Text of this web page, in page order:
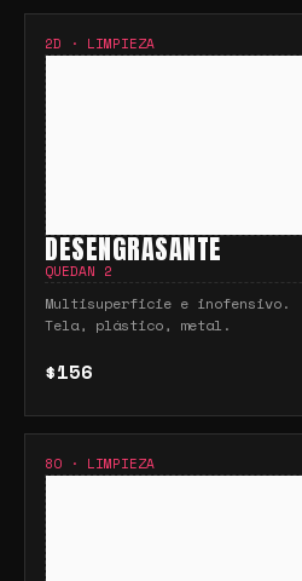
2D · LIMPIEZA
DESENGRASANTE
QUEDAN 2
Multisuperficie e inofensivo.
Tela, plástico, metal.
$156
8O · LIMPIEZA